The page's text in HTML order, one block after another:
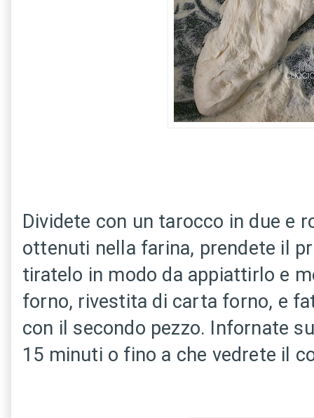
Dividete con un tarocco in due e
ottenuti nella farina, prendete il
tiratelo in modo da appiattirlo e
forno, rivestita di carta forno, e
con il secondo pezzo. Infornate
15 minuti o fino a che vedrete il